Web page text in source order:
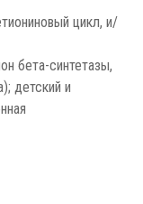
цикл, и/
бета-синтетазы,
детский и